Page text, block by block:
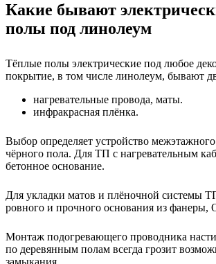
Какие бывают
полы под линолеум
Тёплые полы электрические под любое
покрытие, в том числе линолеум, бывают
нагревательные провода, маты.
инфракрасная плёнка.
Выбор определяет устройство
чёрного пола. Для ТП с нагревательным
бетонное основание.
Для укладки матов и плёночной системы
ровного и прочного основания из
Монтаж подогревающего проводника
по деревянным полам всегда грозит